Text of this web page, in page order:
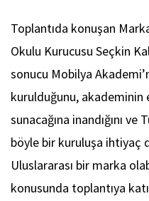
Toplantıda konuşan
Okulu Kurucusu Seçkin
sonucu Mobilya
kurulduğunu,
sunacağına inandığını
böyle bir kuruluşa ihtiyaç
Uluslararası bir marka
konusunda toplantıya